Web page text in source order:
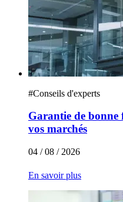
#Conseils d'experts
Garantie de bonne
vos marchés
04 / 08 / 2026
En savoir plus